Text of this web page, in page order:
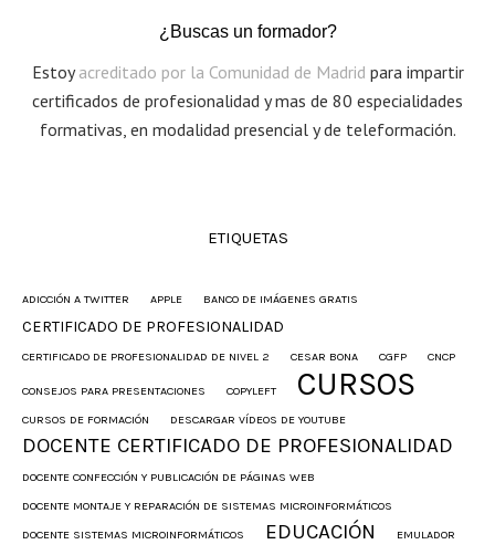
¿Buscas un formador?
Estoyacreditado por la Comunidad de Madrid para impartir
certificados de profesionalidad y mas de 80 especialidades
formativas, en modalidad presencial y de teleformación.
ETIQUETAS
ADICCIÓN A TWITTER APPLE BANCO DE IMÁGENES GRATIS
CERTIFICADO DE PROFESIONALIDAD
CERTIFICADO DE PROFESIONALIDAD DE NIVEL 2 CESAR BONA CGFP CNCP
CONSEJOS PARA PRESENTACIONES COPYLEFT CURSOS
CURSOS DE FORMACIÓN DESCARGAR VÍDEOS DE YOUTUBE
DOCENTE CERTIFICADO DE PROFESIONALIDAD
DOCENTE CONFECCIÓN Y PUBLICACIÓN DE PÁGINAS WEB
DOCENTE MONTAJE Y REPARACIÓN DE SISTEMAS MICROINFORMÁTICOS
DOCENTE SISTEMAS MICROINFORMÁTICOS
EDUCACIÓN
EMULADOR